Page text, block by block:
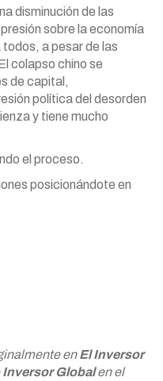
disminución de las
sobre la economía
a pesar de las
colapso chino se
de capital,
política del desorden
y tiene mucho
el proceso.
posicionándote en
enEl Inversor
Inversor Globalen el